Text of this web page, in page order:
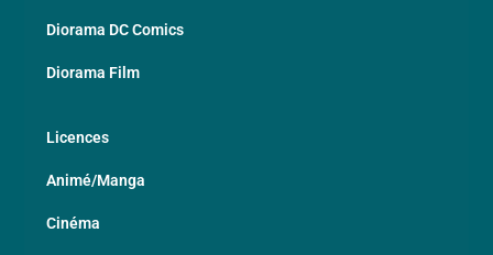
Diorama DC Comics
Diorama Film
Licences
Animé/Manga
Cinéma